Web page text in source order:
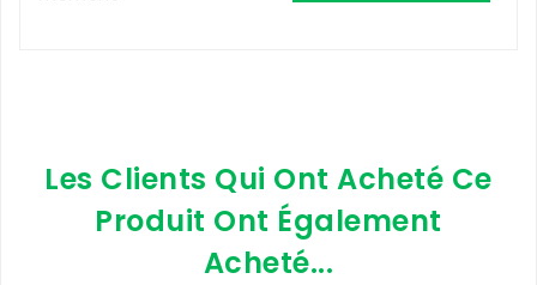
Les Clients Qui Ont Acheté Ce
Produit Ont Également
Acheté...